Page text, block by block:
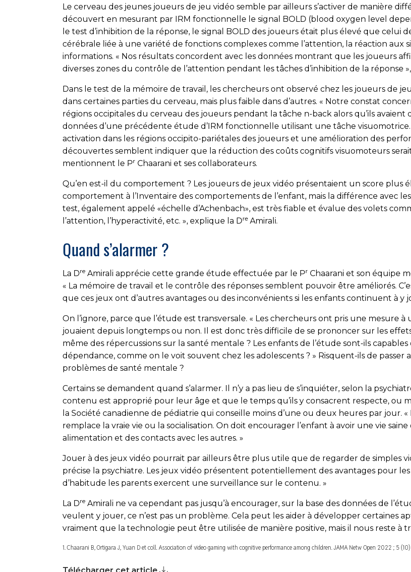
Le cerveau des jeunes joueurs de jeu vidéo semble par ailleurs s’activer de manière
découvert en mesurant par IRM fonctionnelle le signal BOLD (blood oxygen level
le test d’inhibition de la réponse, le signal BOLD des joueurs était plus élevé que celui
cérébrale liée à une variété de fonctions complexes comme l’attention, la réaction aux
informations. « Nos résultats concordent avec les données montrant que les joueurs
diverses zones du contrôle de l’attention pendant les tâches d’inhibition de la réponse
Dans le test de la mémoire de travail, les chercheurs ont observé chez les joueurs de
dans certaines parties du cerveau, mais plus faible dans d’autres. « Notre constat
régions occipitales du cerveau des joueurs pendant la tâche n-back alors qu’ils
données d’une précédente étude d’IRM fonctionnelle utilisant une tâche
activation dans les régions occipito-pariétales des joueurs et une amélioration des
découvertes semblent indiquer que la réduction des coûts cognitifs visuomoteurs
mentionnent le Pr Chaarani et ses collaborateurs.
Qu’en est-il du comportement ? Les joueurs de jeux vidéo présentaient un score plus
comportement à l’Inventaire des comportements de l’enfant, mais la différence avec
test, également appelé «échelle d’Achenbach», est très fiable et évalue des volets
l’attention, l’hyperactivité, etc. », explique la Dre Amirali.
Quand s’alarmer ?
La Dre Amirali apprécie cette grande étude effectuée par le Pr Chaarani et son équipe
« La mémoire de travail et le contrôle des réponses semblent pouvoir être améliorés.
que ces jeux ont d’autres avantages ou des inconvénients si les enfants continuent à y
On l’ignore, parce que l’étude est transversale. « Les chercheurs ont pris une mesure
jouaient depuis longtemps ou non. Il est donc très difficile de se prononcer sur les
même des répercussions sur la santé mentale ? Les enfants de l’étude sont-ils
dépendance, comme on le voit souvent chez les adolescents ? » Risquent-ils de
problèmes de santé mentale ?
Certains se demandent quand s’alarmer. Il n’y a pas lieu de s’inquiéter, selon la
contenu est approprié pour leur âge et que le temps qu’ils y consacrent respecte, ou
la Société canadienne de pédiatrie qui conseille moins d’une ou deux heures par jour.
remplace la vraie vie ou la socialisation. On doit encourager l’enfant à avoir une vie
alimentation et des contacts avec les autres. »
Jouer à des jeux vidéo pourrait par ailleurs être plus utile que de regarder de simples
précise la psychiatre. Les jeux vidéo présentent potentiellement des avantages pour
d’habitude les parents exercent une surveillance sur le contenu. »
La Dre Amirali ne va cependant pas jusqu’à encourager, sur la base des données de
veulent y jouer, ce n’est pas un problème. Cela peut les aider à développer certaines
vraiment que la technologie peut être utilisée de manière positive, mais il nous reste à
1. Chaarani B, Ortigara J, Yuan D et coll. Association of video gaming with cognitive performance among children.JAMA Netw Open 2022 ; 5 (10)